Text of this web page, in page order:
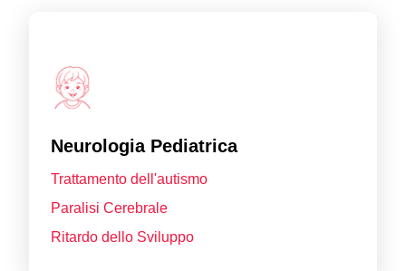
Neurologia Pediatrica
Trattamento dell'autismo
Paralisi Cerebrale
Ritardo dello Sviluppo